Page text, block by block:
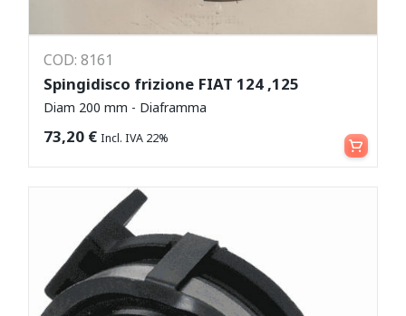
COD: 8161
Spingidisco frizione FIAT 124 ,125
Diam 200 mm - Diaframma
73,20 € Incl. IVA 22% Aggiungi al carrello